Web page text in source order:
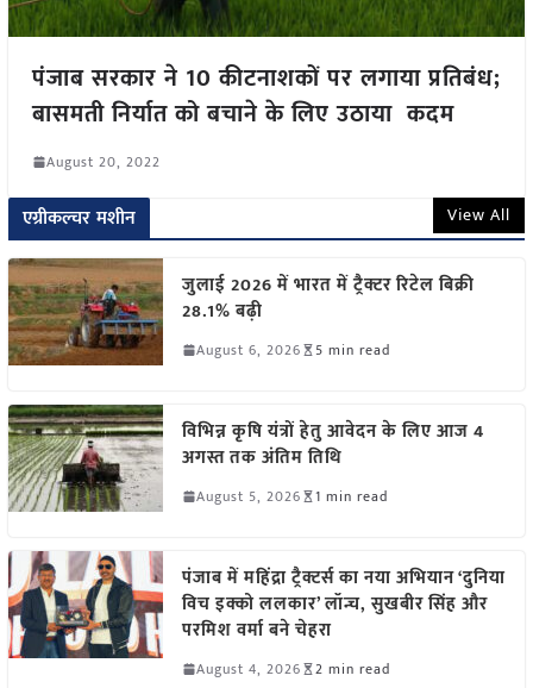
पंजाब सरकार ने 10 कीटनाशकों पर लगाया प्रतिबंध;
बासमती निर्यात को बचाने के लिए उठाया कदम
August 20, 2022
एग्रीकल्चर मशीन View All
जुलाई 2026 में भारत में ट्रैक्टर रिटेल बिक्री
28.1% बढ़ी
August 6, 2026 5 min read
विभिन्न कृषि यंत्रों हेतु आवेदन के लिए आज 4
अगस्त तक अंतिम तिथि
August 5, 2026 1 min read
पंजाब में महिंद्रा ट्रैक्टर्स का नया अभियान ‘दुनिया
विच इक्को ललकार’ लॉन्च, सुखबीर सिंह और
परमिश वर्मा बने चेहरा
August 4, 2026 2 min read